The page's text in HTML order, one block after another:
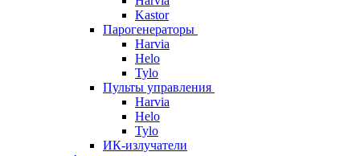
Kastor
Парогенераторы
Harvia
Helo
Tylo
Пульты управления
Harvia
Helo
Tylo
ИК-излучатели